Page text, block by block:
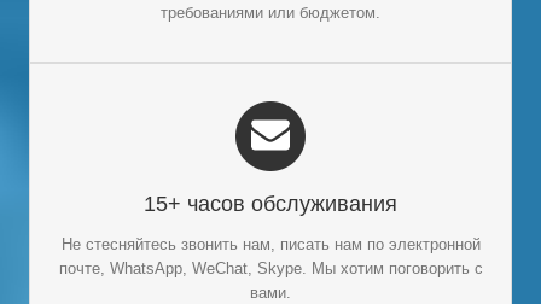
требованиями или бюджетом.
требованиями.
15+ часов обслуживания
Не стесняйтесь звонить нам, писать нам по электронной
почте, WhatsApp, WeChat, Skype. Мы хотим поговорить с
вами.
15+ ЧАСОВ ОБСЛУЖИВАНИЯ
Клиент – Бог. Мы готовы уделять много времени общению
звонить нам, писать нам по электронной почте, WhatsApp,
WeChat или Skype.